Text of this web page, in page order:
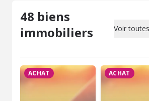
48 biens
immobiliers
Voir
ACHAT ACHAT